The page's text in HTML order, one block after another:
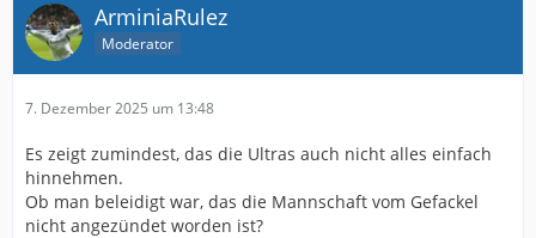
ArminiaRulez
Moderator
7. Dezember 2025 um 13:48
Es zeigt zumindest, das die Ultras auch nicht alles einfach
hinnehmen.
Ob man beleidigt war, das die Mannschaft vom Gefackel
nicht angezündet worden ist?